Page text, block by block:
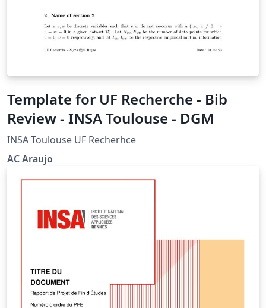
Template for UF Recherche - Bib
Review - INSA Toulouse - DGM
INSA Toulouse UF Recherhce
AC Araujo